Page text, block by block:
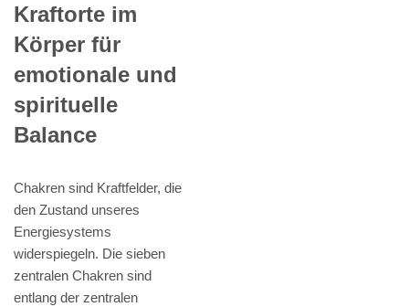
Kraftorte im
Körper für
emotionale und
spirituelle
Balance
Chakren sind Kraftfelder, die
den Zustand unseres
Energiesystems
widerspiegeln. Die sieben
zentralen Chakren sind
entlang der zentralen